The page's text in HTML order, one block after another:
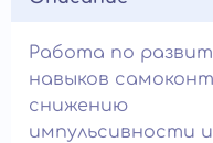
Работа по
навыков
снижению
импульсивности и